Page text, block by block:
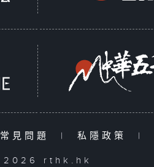
常見問題 | 私隱政策 |
rthk.hk